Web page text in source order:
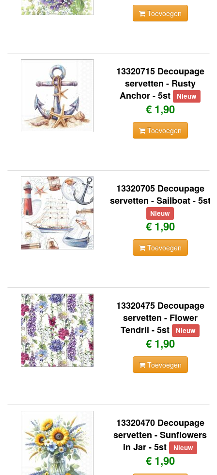
Toevoegen
13320715 Decoupage
servetten - Rusty
Anchor - 5st
Nieuw
€ 1,90
Toevoegen
13320705 Decoupage
servetten - Sailboat - 5st
Nieuw
€ 1,90
Toevoegen
13320475 Decoupage
servetten - Flower
Tendril - 5st
Nieuw
€ 1,90
Toevoegen
13320470 Decoupage
servetten - Sunflowers
in Jar - 5st Nieuw
€ 1,90